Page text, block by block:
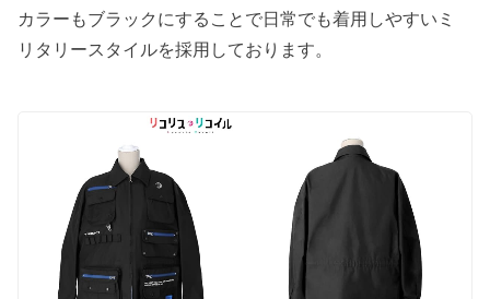
カラーもブラックにすることで日常でも着用しやすいミ
リタリースタイルを採用しております。